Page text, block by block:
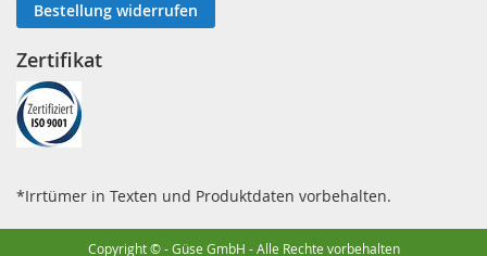
Bestellung widerrufen
Zertifikat
*Irrtümer in Texten und Produktdaten vorbehalten.
Copyright © - Güse GmbH - Alle Rechte vorbehalten